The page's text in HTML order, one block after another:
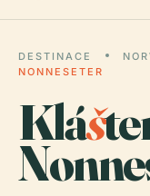
DESTINACE
NONNESETER
Kláš